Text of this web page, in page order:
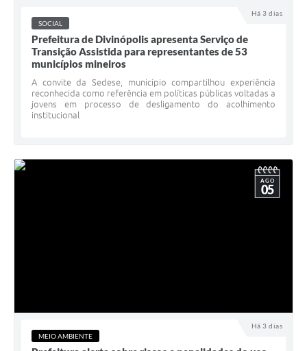
Há 3 dias
SOCIAL
Prefeitura de Divinópolis apresenta Serviço de
Transição Assistida para representantes de 53
municípios mineiros
A convite da Sedese, município compartilhou experiência
reconhecida como referência em políticas públicas voltadas a
jovens em processo de desligamento do acolhimento
institucional
Há 3 dias
AGO
05
MEIO AMBIENTE